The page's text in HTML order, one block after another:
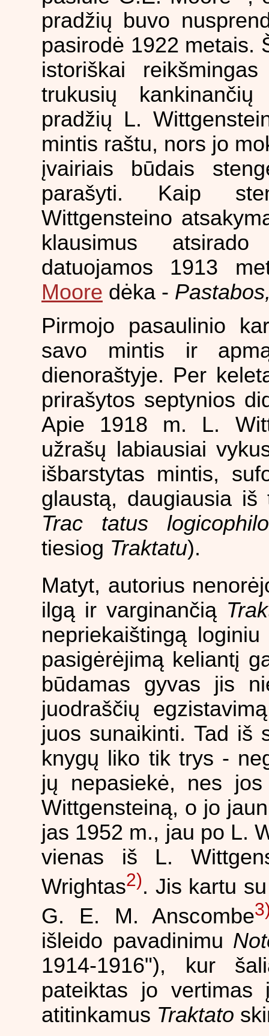
pradžių buvo
pasirodė 1922 metais.
istoriškai
trukusių
pradžių L.
mintis raštu, nors jo
įvairiais būdais
parašyti. Kaip
Wittgensteino
klausimus
datuojamos 1913
Moore dėka -
Pirmojo pasaulinio
savo mintis ir
dienoraštyje. Per
prirašytos septynios
Apie 1918 m. L.
užrašų labiausiai
išbarstytas mintis,
glaustą, daugiausia iš
Trac tatus
tiesiog Traktatu).
Matyt, autorius
ilgą ir varginančią
nepriekaištingą
pasigėrėjimą keliantį
būdamas gyvas jis
juodraščių
juos sunaikinti. Tad iš
knygų liko tik trys -
jų nepasiekė, nes
Wittgensteiną, o jo
jas 1952 m., jau po L.
vienas iš L.
Wrightas2). Jis kartu
G. E. M. Anscombe
išleido pavadinimu
1914-1916"), kur
pateiktas jo
atitinkamus Traktato